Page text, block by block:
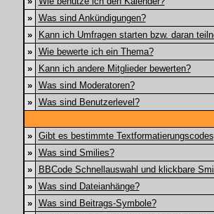
»
Was sind Ankündigungen?
»
Kann ich Umfragen starten bzw. daran
»
Wie bewerte ich ein Thema?
»
Kann ich andere Mitglieder bewerten?
»
Was sind Moderatoren?
»
Was sind Benutzerlevel?
»
Gibt es bestimmte
»
Was sind Smilies?
»
BBCode Schnellauswahl und klickbare
»
Was sind Dateianhänge?
»
Was sind Beitrags-Symbole?